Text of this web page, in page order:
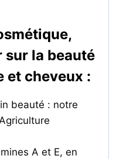
sur la beauté
et cheveux :
beauté : notre
A et E, en